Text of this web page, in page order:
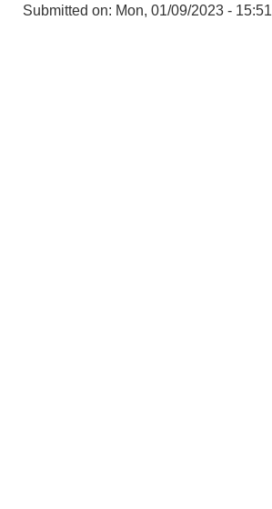
Submitted on: Mon, 01/09/2023 - 15:51